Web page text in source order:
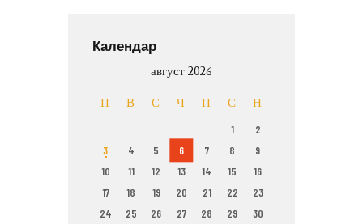
Календар
август 2026
П В С Ч П С Н
1
2
3
4 5 6 7 8
9
10
11 12 13 14 15
16
17
18 19 20 21 22
23
24
25 26 27 28 29
30